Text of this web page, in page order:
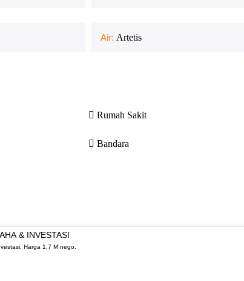
Air: Artetis
Rumah Sakit
Bandara
& INVESTASI
Harga 1,7 M nego.